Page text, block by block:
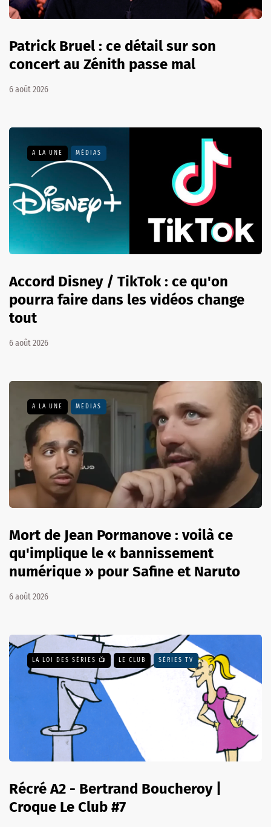
Patrick Bruel : ce détail sur son
concert au Zénith passe mal
6 août 2026
A LA UNE MÉDIAS
Accord Disney / TikTok : ce qu'on
pourra faire dans les vidéos change
tout
6 août 2026
A LA UNE MÉDIAS
Mort de Jean Pormanove : voilà ce
qu'implique le « bannissement
numérique » pour Safine et Naruto
6 août 2026
LA LOI DES SÉRIES 📺 LE CLUB SÉRIES TV
Récré A2 - Bertrand Boucheroy |
Croque Le Club #7